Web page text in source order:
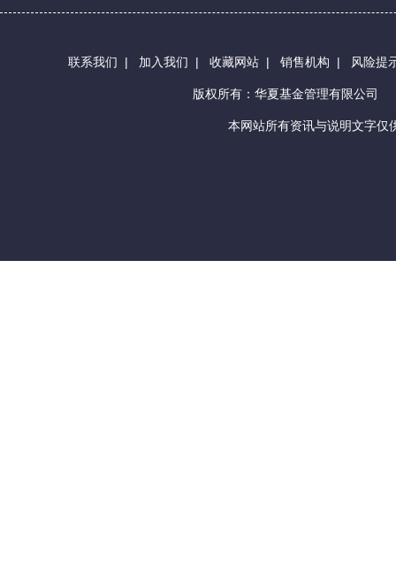
联系我们 | 加入我们 | 收藏网站 | 销售机构 | 风险提
版权所有：华夏基金管理有限公司
本网站所有资讯与说明文字仅